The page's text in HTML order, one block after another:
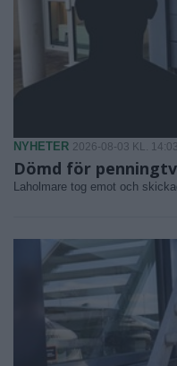
NYHETER 2026-08-03 KL. 14:03
Dömd för
Laholmare tog emot och